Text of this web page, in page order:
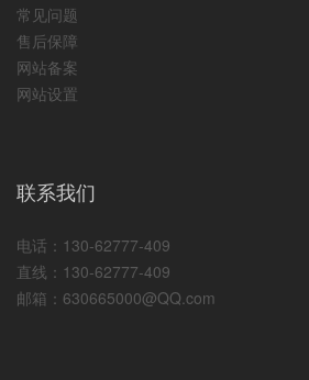
常见问题
售后保障
网站备案
网站设置
联系我们
电话：130-62777-409
直线：130-62777-409
邮箱：630665000@QQ.com